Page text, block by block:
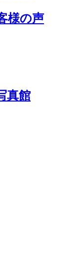
様の声
真館